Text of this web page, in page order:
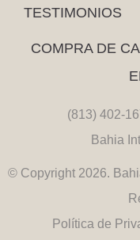
TESTIMONIOS
COMPRA DE
(813) 402-
Bahia
© Copyright 2026.
Política de